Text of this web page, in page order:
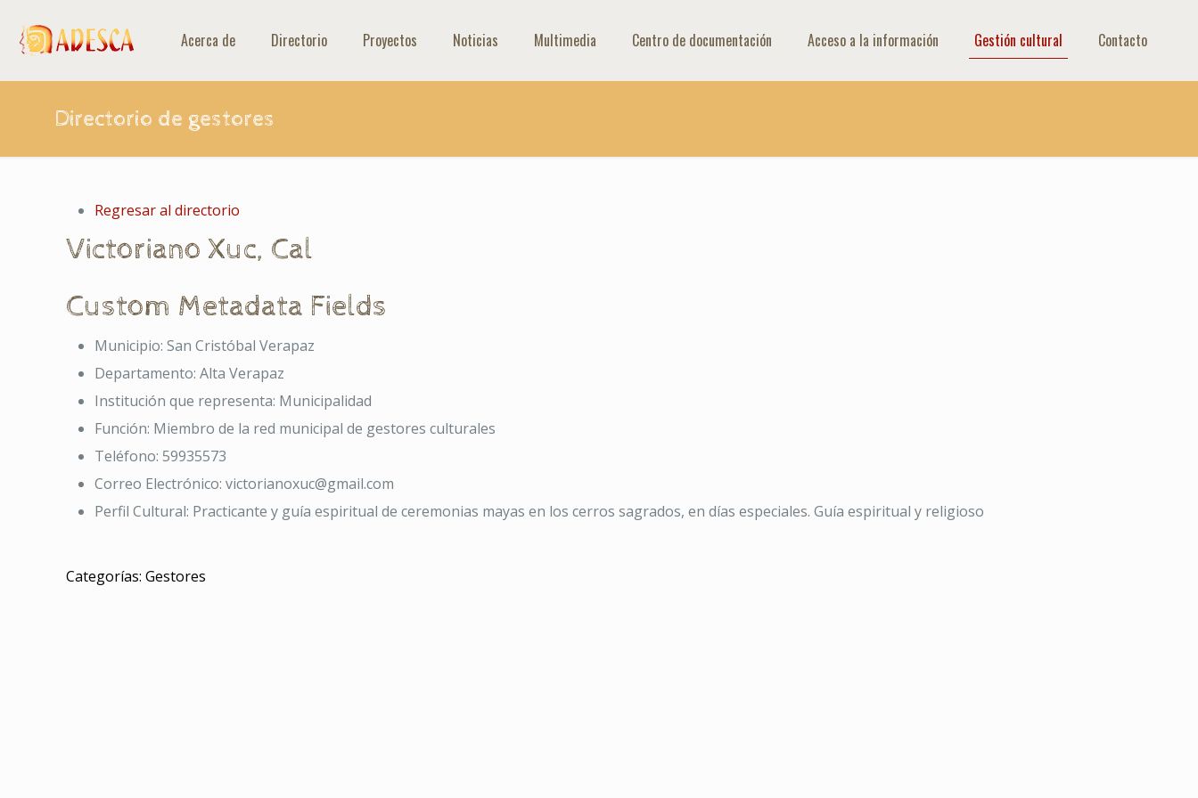
Acerca de Directorio Proyectos Noticias Multimedia Centro de documentación Acceso a la información Gestión cultural Contacto
Directorio de gestores
Regresar al directorio
Victoriano Xuc, Cal
Custom Metadata Fields
Municipio: San Cristóbal Verapaz
Departamento: Alta Verapaz
Institución que representa: Municipalidad
Función: Miembro de la red municipal de gestores culturales
Teléfono: 59935573
Correo Electrónico: victorianoxuc@gmail.com
Perfil Cultural: Practicante y guía espiritual de ceremonias mayas en los cerros sagrados, en días especiales. Guía espiritual y religioso
Categorías: Gestores